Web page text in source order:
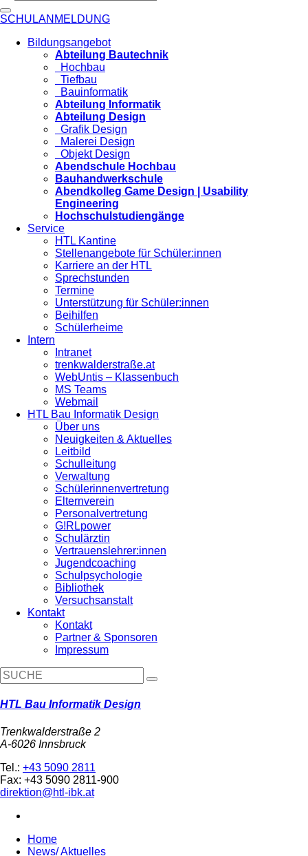
SCHULANMELDUNG
Bildungsangebot
Abteilung Bautechnik
Hochbau
Tiefbau
Bauinformatik
Abteilung Informatik
Abteilung Design
Grafik Design
Malerei Design
Objekt Design
Abendschule Hochbau
Bauhandwerkschule
Abendkolleg Game Design | Usability
Engineering
Hochschulstudiengänge
Service
HTL Kantine
Stellenangebote für Schüler:innen
Karriere an der HTL
Sprechstunden
Termine
Unterstützung für Schüler:innen
Beihilfen
Schülerheime
Intern
Intranet
trenkwalderstraße.at
WebUntis – Klassenbuch
MS Teams
Webmail
HTL Bau Informatik Design
Über uns
Neuigkeiten & Aktuelles
Leitbild
Schulleitung
Verwaltung
Schülerinnenvertretung
Elternverein
Personalvertretung
G!RLpower
Schulärztin
Vertrauenslehrer:innen
Jugendcoaching
Schulpsychologie
Bibliothek
Versuchsanstalt
Kontakt
Kontakt
Partner & Sponsoren
Impressum
HTL Bau Informatik Design
Trenkwalderstraße 2
A-6026 Innsbruck
Tel.: +43 5090 2811
Fax: +43 5090 2811-900
direktion@htl-ibk.at
Home
News/ Aktuelles